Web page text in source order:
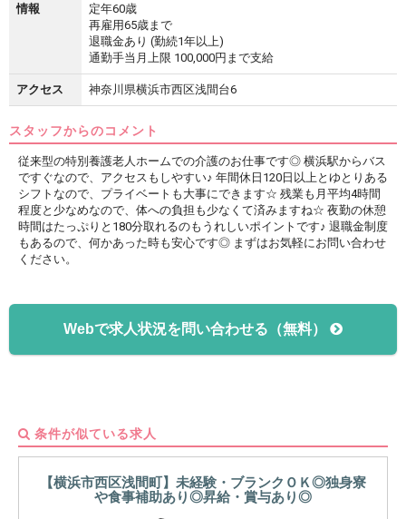
情報
定年60歳
再雇用65歳まで
退職金あり (勤続1年以上)
通勤手当月上限 100,000円まで支給
アクセス 神奈川県横浜市西区浅間台6
スタッフからのコメント
従来型の特別養護老人ホームでの介護のお仕事です◎ 横浜駅からバス
ですぐなので、アクセスもしやすい♪ 年間休日120日以上とゆとりある
シフトなので、プライベートも大事にできます☆ 残業も月平均4時間
程度と少なめなので、体への負担も少なくて済みますね☆ 夜勤の休憩
時間はたっぷりと180分取れるのもうれしいポイントです♪ 退職金制度
もあるので、何かあった時も安心です◎ まずはお気軽にお問い合わせ
ください。
Webで求人状況を問い合わせる（無料）
条件が似ている求人
【横浜市西区浅間町】未経験・ブランクＯＫ◎独身寮
や食事補助あり◎昇給・賞与あり◎